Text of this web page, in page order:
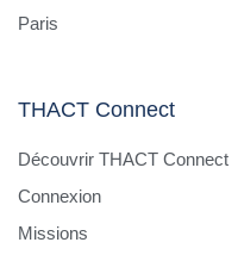
Paris
THACT Connect
Découvrir THACT Connect
Connexion
Missions